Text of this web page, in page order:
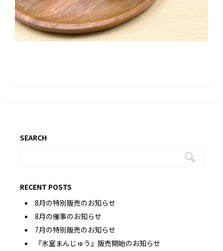
SEARCH
RECENT POSTS
8月の特別販売のお知らせ
8月の催事のお知らせ
7月の特別販売のお知らせ
『氷室まんじゅう』販売開始のお知らせ